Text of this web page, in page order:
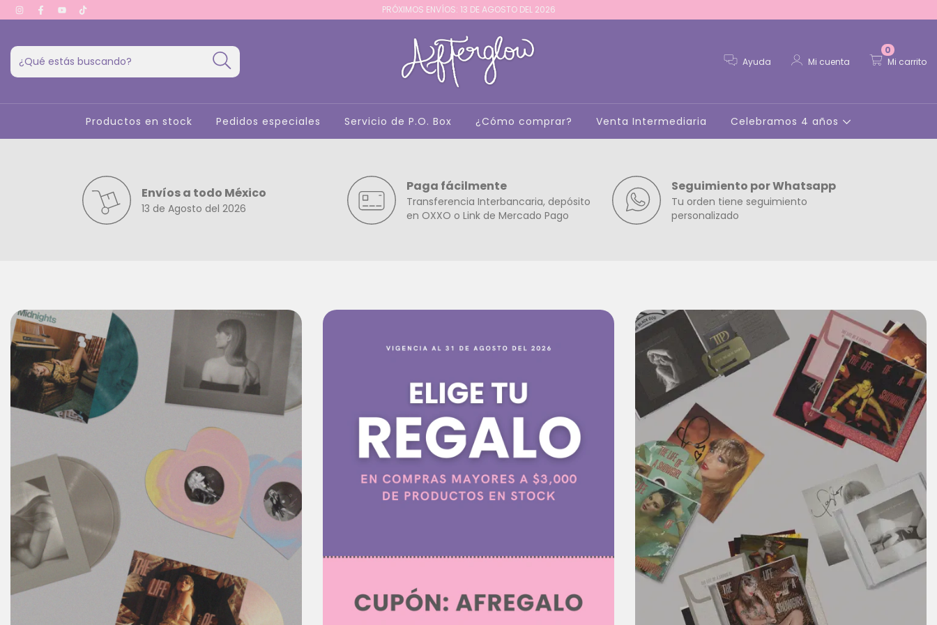
PRÓXIMOS ENVÍOS: 13 DE AGOSTO DEL 2026
Ayuda Mi cuenta Mi carrito
0
Productos en stock Pedidos especiales Servicio de P.O. Box ¿Cómo comprar? Venta Intermediaria Celebramos 4 años
Envíos a todo México
13 de Agosto del 2026
Paga fácilmente
Transferencia Interbancaria, depósito
en OXXO o Link de Mercado Pago
Seguimiento por Whatsapp
Tu orden tiene seguimiento
personalizado